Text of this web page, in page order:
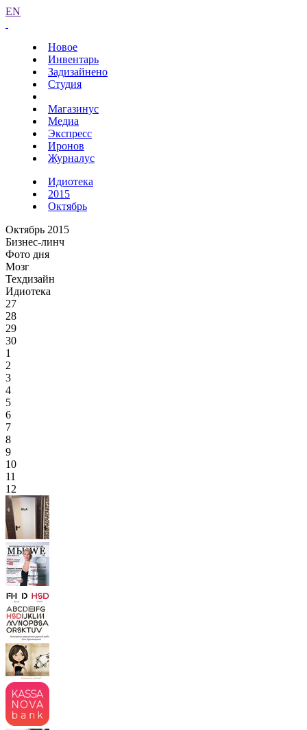
EN
Новое
Инвентарь
Задизайнено
Студия
Магазинус
Медиа
Экспресс
Иронов
Журналус
Идиотека
2015
Октябрь
Октябрь 2015
Бизнес-линч
Фото дня
Мозг
Техдизайн
Идиотека
27
28
29
30
1
2
3
4
5
6
7
8
9
10
11
12